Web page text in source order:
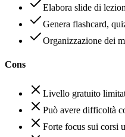
Elabora slide di
Genera flashcard,
Organizzazione dei
Cons
Livello gratuito
Può avere difficoltà
Forte focus sui corsi